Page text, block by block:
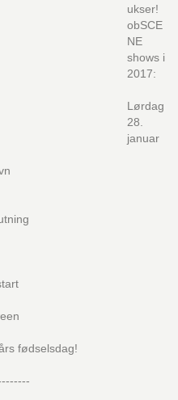
ukser!
obSCE
NE
shows i
2017:
Lørdag
28.
januar
fødselsdag!